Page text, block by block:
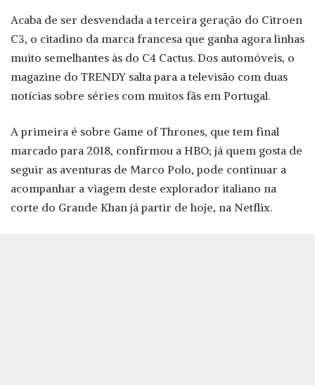
Acaba de ser desvendada a terceira geração do Citroen
C3, o citadino da marca francesa que ganha agora linhas
muito semelhantes às do C4 Cactus. Dos automóveis, o
magazine do TRENDY salta para a televisão com duas
notícias sobre séries com muitos fãs em Portugal.
A primeira é sobre Game of Thrones, que tem final
marcado para 2018, confirmou a HBO; já quem gosta de
seguir as aventuras de Marco Polo, pode continuar a
acompanhar a viagem deste explorador italiano na
corte do Grande Khan já partir de hoje, na Netflix.